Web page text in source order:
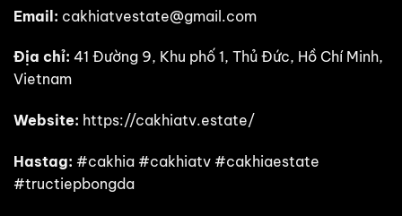
Email: cakhiatvestate@gmail.com
Địa chỉ: 41 Đường 9, Khu phố 1, Thủ Đức, Hồ Chí Minh,
Vietnam
Website: https://cakhiatv.estate/
Hastag: #cakhia #cakhiatv #cakhiaestate
#tructiepbongda